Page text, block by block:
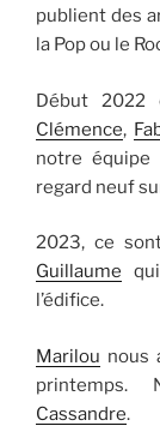
publient des
la Pop ou le
Début 2022
Clémence,
notre
regard neuf
2023, ce
Guillaume
l’édifice.
Marilou nous
printemps.
Cassandre.